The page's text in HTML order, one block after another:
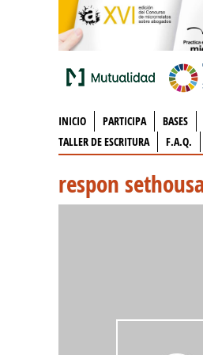
INICIO PARTICIPA BASES
TALLER DE ESCRITURA
F.A.Q.
respon